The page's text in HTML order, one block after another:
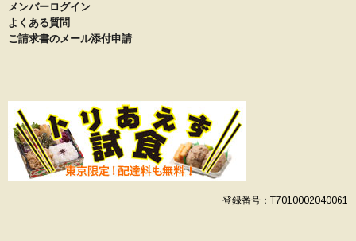
メンバーログイン
よくある質問
ご請求書のメール添付申請
登録番号：T7010002040061